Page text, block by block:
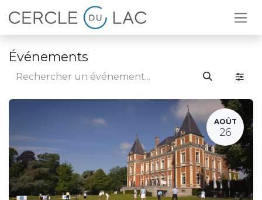
Se rendre au contenu
Événements
AOÛT
26